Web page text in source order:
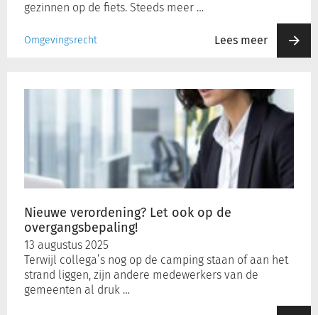
gezinnen op de fiets. Steeds meer …
Omgevingsrecht Lees meer
Nieuwe verordening? Let ook op de
overgangsbepaling!
13 augustus 2025
Terwijl collega’s nog op de camping staan of aan het
strand liggen, zijn andere medewerkers van de
gemeenten al druk …
overgangsbepaling!